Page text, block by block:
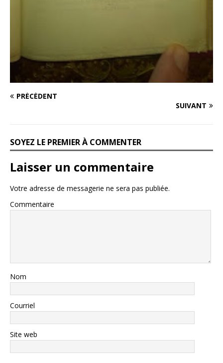
PRÉCÉDENT
SUIVANT
SOYEZ LE PREMIER À COMMENTER
Laisser un commentaire
Votre adresse de messagerie ne sera pas publiée.
Commentaire
Nom
Courriel
Site web